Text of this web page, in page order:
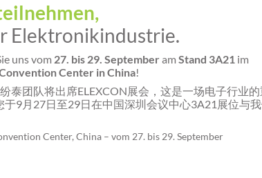
Elektronikindustrie.
uns vom 27. bis 29. Septemberam Stand 3A21 im
Center in China!
泰团队将出席ELEXCON展会，这是一场电子行业
于9月27日至29日在中国深圳会议中心3A21展位与
Center, China – vom 27. bis 29. September